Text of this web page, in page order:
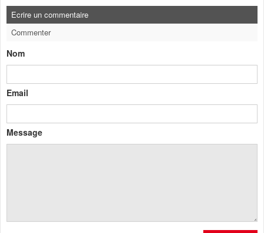
Ecrire un commentaire
Commenter
Nom
Email
Message